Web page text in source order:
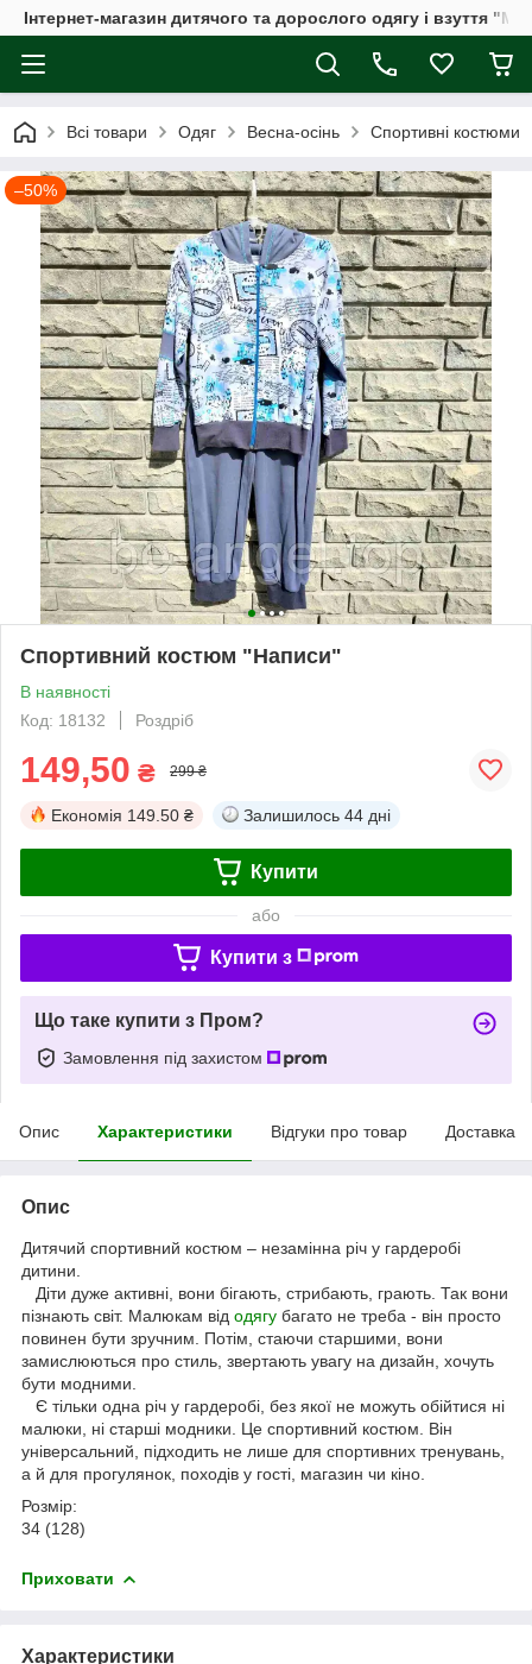
Інтернет-магазин дитячого та дорослого одягу і взуття
Всі товари Одяг Весна-осінь Спортивні костюми
–50%
Спортивний костюм "Написи"
В наявності
Код: 18132
Роздріб
149,50 ₴ 299 ₴
Економія 149.50 ₴ Залишилось 44 дні
Купити
або
Купити з
Що таке купити з Пром?
Замовлення під захистом
Опис Характеристики Відгуки про товар Доставка
Опис
Дитячий спортивний костюм – незамінна річ у гардеробі
дитини.
Діти дуже активні, вони бігають, стрибають, грають. Так вони
пізнають світ. Малюкам від одягу багато не треба - він просто
повинен бути зручним. Потім, стаючи старшими, вони
замислюються про стиль, звертають увагу на дизайн, хочуть
бути модними.
Є тільки одна річ у гардеробі, без якої не можуть обійтися ні
малюки, ні старші модники. Це спортивний костюм. Він
універсальний, підходить не лише для спортивних тренувань,
а й для прогулянок, походів у гості, магазин чи кіно.
Розмір:
34 (128)
Приховати
Характеристики